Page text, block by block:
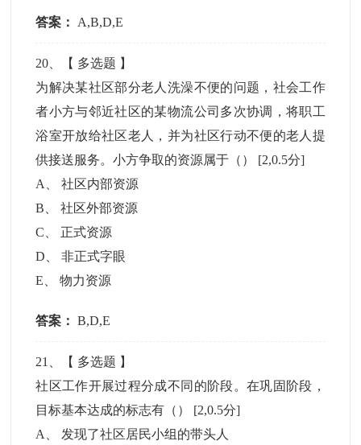
答案： A,B,D,E
20 、【 多选题 】
为解决某社区部分老人洗澡不便的问题，社会工作
者小方与邻近社区的某物流公司多次协调，将职工
浴室开放给社区老人，并为社区行动不便的老人提
供接送服务。小方争取的资源属于（） [2,0.5分]
A
、社区内部资源
B 、社区外部资源
C
正式资源
D 、非正式字眼
E 、物力资源
答案： B,D,E
21 、【 多选题 】
社区工作开展过程分成不同的阶段。在巩固阶段，
目标基本达成的标志有（） [2,0.5分]
A
发现了社区居民小组的带头人